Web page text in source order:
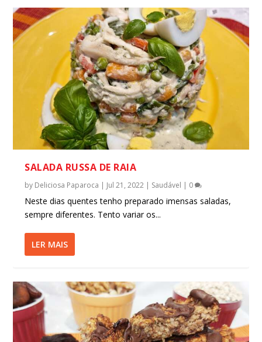
SALADA RUSSA DE RAIA
by Deliciosa Paparoca | Jul 21, 2022 | Saudável | 0
Neste dias quentes tenho preparado imensas saladas,
sempre diferentes. Tento variar os...
LER MAIS